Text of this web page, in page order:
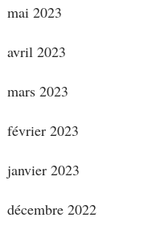
mai 2023
avril 2023
mars 2023
février 2023
janvier 2023
décembre 2022